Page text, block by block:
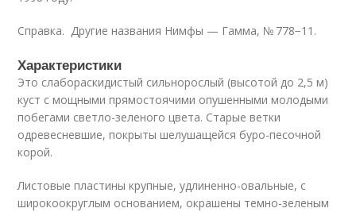
Справка. Другие названия Нимфы — Гамма, № 778−11.
Характеристики
Это слабораскидистый сильнорослый (высотой до 2,5 м)
куст с мощными прямостоячими опушенными молодыми
побегами светло-зеленого цвета. Старые ветки
одревесневшие, покрыты шелушащейся буро-песочной
корой.
Листовые пластины крупные, удлиненно-овальные, с
широкоокруглым основанием, окрашены темно-зеленым